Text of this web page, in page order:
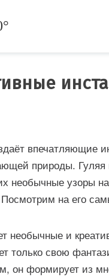
впечатляющие
природы.
необычные узоры
на его
необычные и
только свою
он формирует из